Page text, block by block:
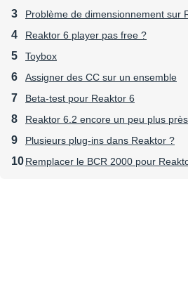
Problème de dimensionnement sur
Reaktor 6 player pas free ?
Toybox
Assigner des CC sur un ensemble
Beta-test pour Reaktor 6
Reaktor 6.2 encore un peu plus
Plusieurs plug-ins dans Reaktor ?
Remplacer le BCR 2000 pour